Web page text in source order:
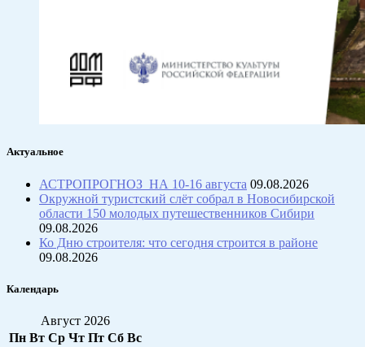
Актуальное
АСТРОПРОГНОЗ НА 10-16 августа 09.08.2026
Окружной туристский слёт собрал в Новосибирской
области 150 молодых путешественников Сибири
09.08.2026
Ко Дню строителя: что сегодня строится в районе
09.08.2026
Календарь
Август 2026
Пн Вт Ср Чт Пт Сб Вс